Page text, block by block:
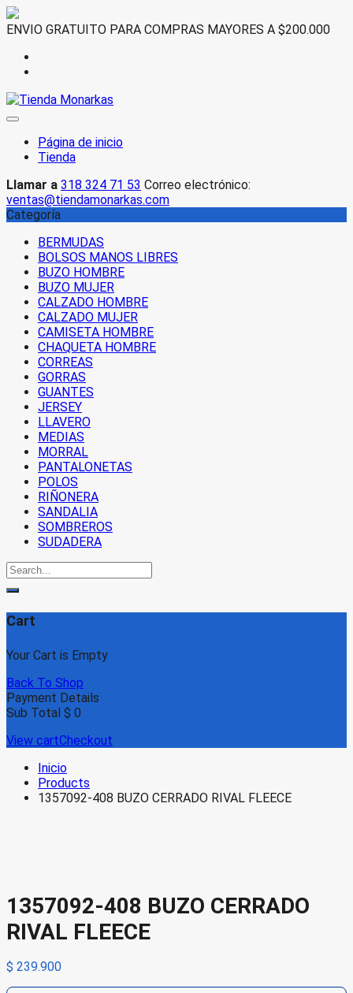
Saltar
contenido
ENVIO GRATUITO PARA COMPRAS MAYORES A $200.000
Página de inicio
Tienda
Llamar a 318 324 71 53 Correo electrónico:
ventas@tiendamonarkas.com
Categoría
BERMUDAS
BOLSOS MANOS LIBRES
BUZO HOMBRE
BUZO MUJER
CALZADO HOMBRE
CALZADO MUJER
CAMISETA HOMBRE
CHAQUETA HOMBRE
CORREAS
GORRAS
GUANTES
JERSEY
LLAVERO
MEDIAS
MORRAL
PANTALONETAS
POLOS
RIÑONERA
SANDALIA
SOMBREROS
SUDADERA
Cart
Your Cart is Empty
Back To Shop
Payment Details
Sub Total $ 0
View cartCheckout
Inicio
Products
1357092-408 BUZO CERRADO RIVAL FLEECE
1357092-408 BUZO CERRADO
RIVAL FLEECE
$ 239.900